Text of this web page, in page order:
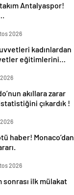
Antalyaspor!
2026
kadınlardan
eğitimlerini
akıllara zarar
çıkardık !
haber! Monaco’dan
2026
sonrası ilk mülakat